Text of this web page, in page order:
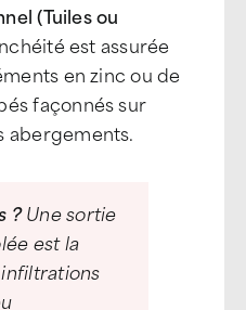
(Tuiles ou
est assurée
en zinc ou de
façonnés sur
abergements.
?Une sortie
est la
infiltrations